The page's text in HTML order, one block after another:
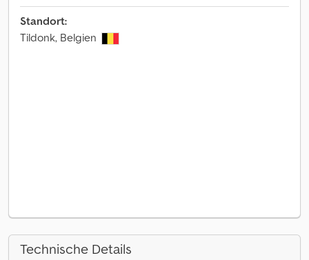
Standort:
Tildonk, Belgien
Technische Details